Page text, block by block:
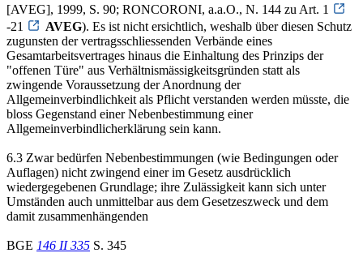
[AVEG], 1999, S. 90; RONCORONI, a.a.O., N. 144 zu Art. 1
-21
AVEG). Es ist nicht ersichtlich, weshalb über diesen Schutz
zugunsten der vertragsschliessenden Verbände eines
Gesamtarbeitsvertrages hinaus die Einhaltung des Prinzips der
"offenen Türe" aus Verhältnismässigkeitsgründen statt als
zwingende Voraussetzung der Anordnung der
Allgemeinverbindlichkeit als Pflicht verstanden werden müsste, die
bloss Gegenstand einer Nebenbestimmung einer
Allgemeinverbindlicherklärung sein kann.
6.3 Zwar bedürfen Nebenbestimmungen (wie Bedingungen oder
Auflagen) nicht zwingend einer im Gesetz ausdrücklich
wiedergegebenen Grundlage; ihre Zulässigkeit kann sich unter
Umständen auch unmittelbar aus dem Gesetzeszweck und dem
damit zusammenhängenden
BGE 146 II 335 S. 345